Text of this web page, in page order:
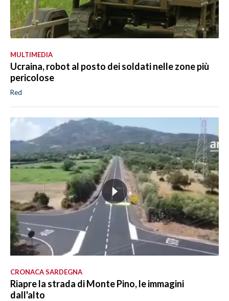
MULTIMEDIA
Ucraina, robot al posto dei soldati nelle zone più
pericolose
Red
CRONACA SARDEGNA
Riapre la strada di Monte Pino, le immagini
dall'alto